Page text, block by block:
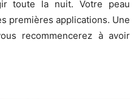
toute la nuit. Votre peau
premières applications. Une
recommencerez à avoir